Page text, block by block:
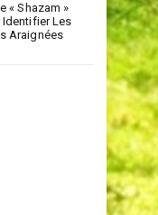
« Shazam »
Identifier Les
Araignées